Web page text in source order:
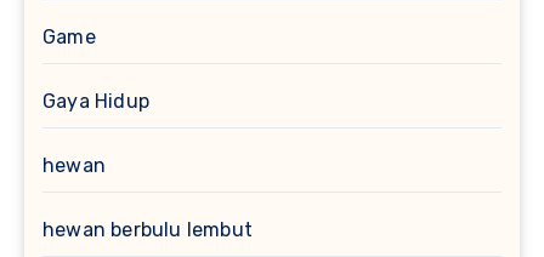
Game
Gaya Hidup
hewan
hewan berbulu lembut